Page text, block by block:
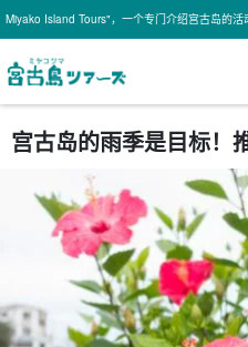
Miyako Island Tours"，一个专门介绍宫古岛的活
宫古岛的雨季是目标！